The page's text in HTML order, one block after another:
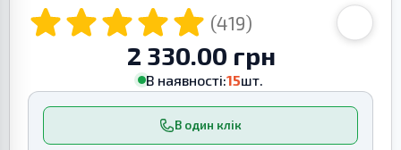
(419)
2 330.00 грн
В наявності:15шт.
В один клік